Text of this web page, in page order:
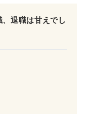
、退職は甘えでし